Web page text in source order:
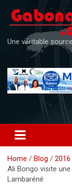
content
Une véritable
Home Blog 2016
Ali Bongo visite
Lambaréné